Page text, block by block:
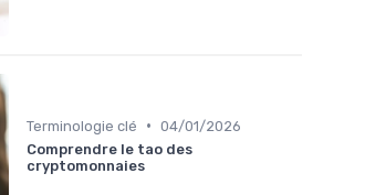
Terminologie clé • 04/01/2026
Comprendre le tao des
cryptomonnaies